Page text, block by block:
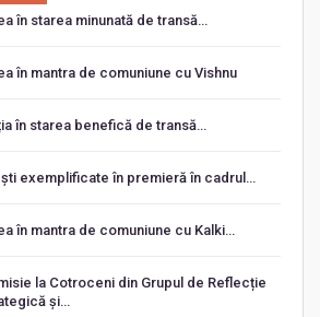
în starea minunată de transă…
în mantra de comuniune cu Vishnu
în starea benefică de transă…
exemplificate în premieră în cadrul…
în mantra de comuniune cu Kalki…
la Cotroceni din Grupul de Reflecție
și…